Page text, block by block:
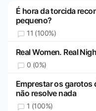
É hora da torcida
pequeno?
11 (100%)
Real Women. Real
0 (0%)
Emprestar os garotos
não resolve nada
1 (100%)